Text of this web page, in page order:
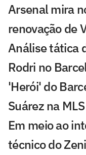
Arsenal mira
renovação de
Análise tática
Rodri no
'Herói' do
Suárez na MLS
Em meio ao
técnico do